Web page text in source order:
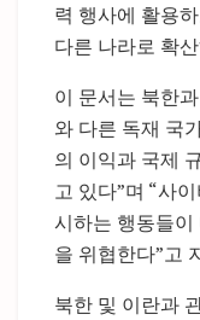
력 행사에 활용
다른 나라로 확
이 문서는 북한
와 다른 독재 국
의 이익과 국제
고 있다”며 “사
시하는 행동들
을 위협한다”고
북한 및 이란과